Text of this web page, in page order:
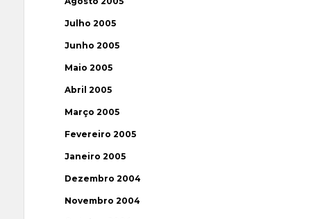
Julho 2005
Junho 2005
Maio 2005
Abril 2005
Março 2005
Fevereiro 2005
Janeiro 2005
Dezembro 2004
Novembro 2004